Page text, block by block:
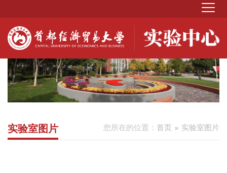
您所在的位置： 首页 实验室图片
实验室图片